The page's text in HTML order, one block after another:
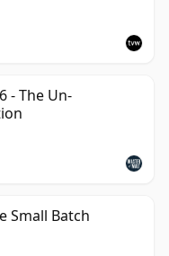
- The Un-
Small Batch